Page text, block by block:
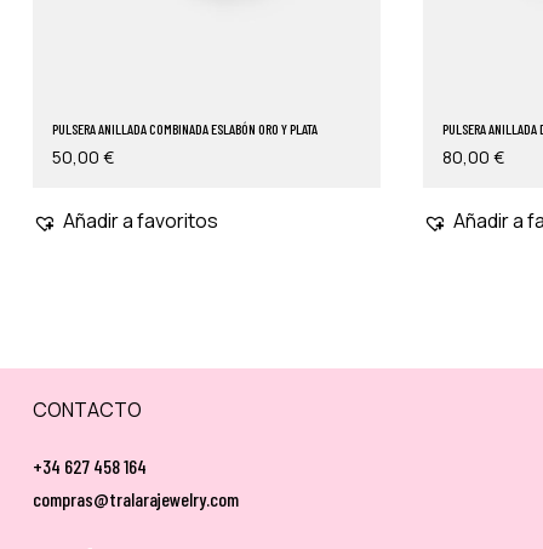
PULSERA ANILLADA COMBINADA ESLABÓN ORO Y PLATA
50,00 €
Añadir a favoritos
PULSERA ANILLADA
80,00 €
Añadir a
CONTACTO
+34 627 458 164
compras@tralarajewelry.com